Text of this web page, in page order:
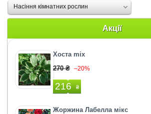
Насіння кімнатних рослин
Акції
Хоста mix
270 ₴ –20%
216 ₴
Жоржина Лабелла мiкс